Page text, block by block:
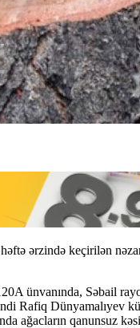
ərzində keçirilən
ünvanında, Səbail
Rafiq Dünyamalıyev
ağacların qanunsuz